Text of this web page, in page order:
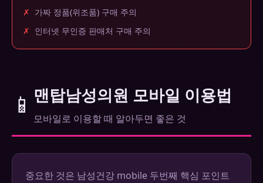
✗ 가짜 정품(위조품) 구매 주의
✗ 인터넷 무인증 판매처 구매 주의
📱 맨탑남성의원 모바일 이용법
모바일로 이용할 때 알아두면 좋은 것
중요한 것은 남성건강 mobile 두번째 핵심 포인트